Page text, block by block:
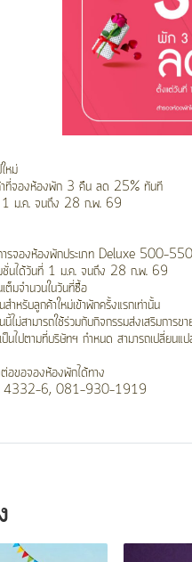
หม่
าที่จองห้องพัก 3 คืน ลด 25% ทันที
ม.ค. จนถึง 28 ก.พ. 69
ารจองห้องพักประเภท Deluxe 500-
มชั่นได้วันที่ 1 ม.ค. จนถึง 28 ก.พ. 69
เต็มจำนวนในวันที่ซื้อ
ำหรับลูกค้าใหม่เข้าพักครั้งแรกเท่านั้น
นี้ไม่สามารถใช้ร่วมกับกิจกรรมส่งเสริมการข
ป็นไปตามที่บริษัทฯ กำหนด สามารถเปลี่ยนแ
อขอจองห้องพักได้ทาง
6, 081-930-1919